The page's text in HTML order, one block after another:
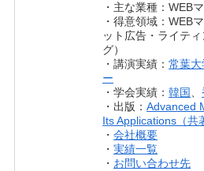
・主な業種：WEB
・得意領域：WEB
ット広告・ライテ
グ）
・講演実績：常葉大
ー
・学会実績：韓国 、
・出版：Advanced
Its Applications（共
・会社概要
・実績一覧
・ お問い合わせ先